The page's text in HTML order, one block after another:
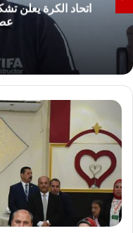
اتحاد الكرة يعلن
بالصور..
محافظ
الشرقية
يُشارك
العاملين
بمنيا
القمح
ومشتول
السوق